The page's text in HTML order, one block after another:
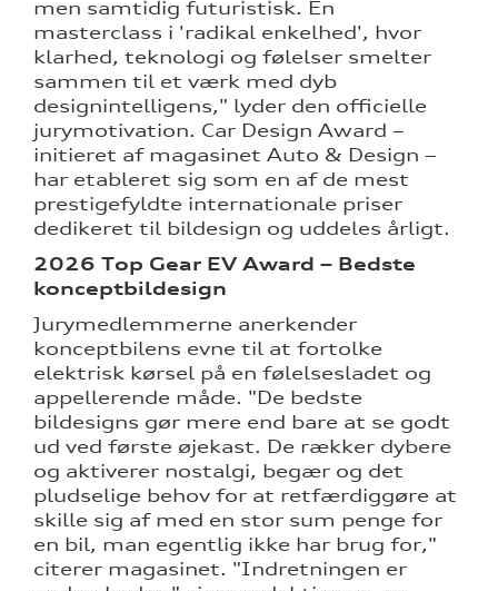
men samtidig futuristisk. En
masterclass i 'radikal enkelhed', hvor
klarhed, teknologi og følelser smelter
sammen til et værk med dyb
designintelligens," lyder den officielle
jurymotivation. Car Design Award –
initieret af magasinet Auto & Design –
har etableret sig som en af de mest
prestigefyldte internationale priser
dedikeret til bildesign og uddeles årligt.
2026 Top Gear EV Award – Bedste
konceptbildesign
Jurymedlemmerne anerkender
konceptbilens evne til at fortolke
elektrisk kørsel på en følelsesladet og
appellerende måde. "De bedste
bildesigns gør mere end bare at se godt
ud ved første øjekast. De rækker dybere
og aktiverer nostalgi, begær og det
pludselige behov for at retfærdiggøre at
skille sig af med en stor sum penge for
en bil, man egentlig ikke har brug for,"
citerer magasinet. "Indretningen er